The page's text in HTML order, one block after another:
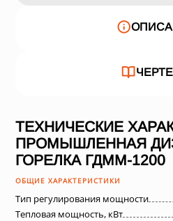
ТЕХНИЧЕСКИЕ
ПРОМЫШЛЕННАЯ
ГОРЕЛКА ГДММ-1200
ОБЩИЕ ХАРАКТЕРИСТИКИ
Тип регулирования мощности
Тепловая мощность, кВт